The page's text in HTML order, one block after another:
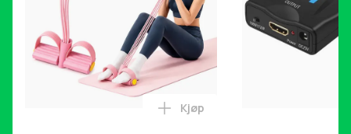
4e88da82-e5cc-452c-b213-51fd871fbb07
Produktsikkerhetsinformasjon
Legg Magetrener, 6-rørs
Kjøp